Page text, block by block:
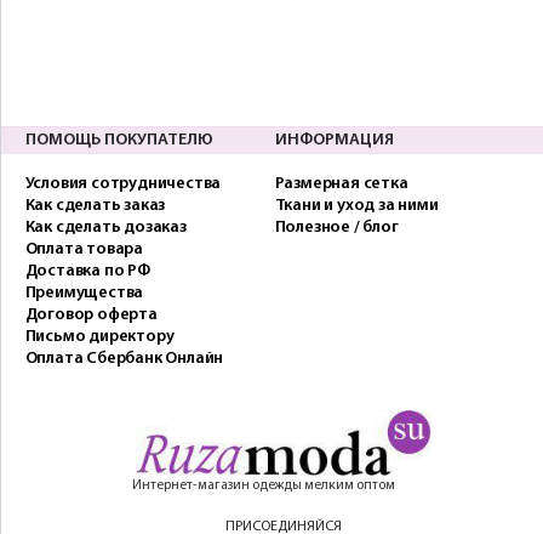
ПОМОЩЬ ПОКУПАТЕЛЮ
Условия сотрудничества
Как сделать заказ
Как сделать дозаказ
Оплата товара
Доставка по РФ
Преимущества
Договор оферта
Письмо директору
Оплата Сбербанк Онлайн
ИНФОРМАЦИЯ
Размерная сетка
Ткани и уход за ними
Полезное / блог
Интернет-магазин одежды мелким оптом
ПРИСОЕДИНЯЙСЯ